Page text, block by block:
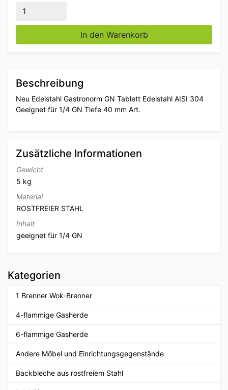
Edelstahl Gastronorm GN Tablett 1/4 GN Tiefe 40 mm
In den Warenkorb
Beschreibung
Neu Edelstahl Gastronorm GN Tablett Edelstahl AISI 304
Geeignet für 1/4 GN Tiefe 40 mm Art.
Zusätzliche Informationen
Gewicht
5 kg
Material
ROSTFREIER STAHL
Inhalt
geeignet für 1/4 GN
Kategorien
1 Brenner Wok-Brenner
4-flammige Gasherde
6-flammige Gasherde
Andere Möbel und Einrichtungsgegenstände
Backbleche aus rostfreiem Stahl